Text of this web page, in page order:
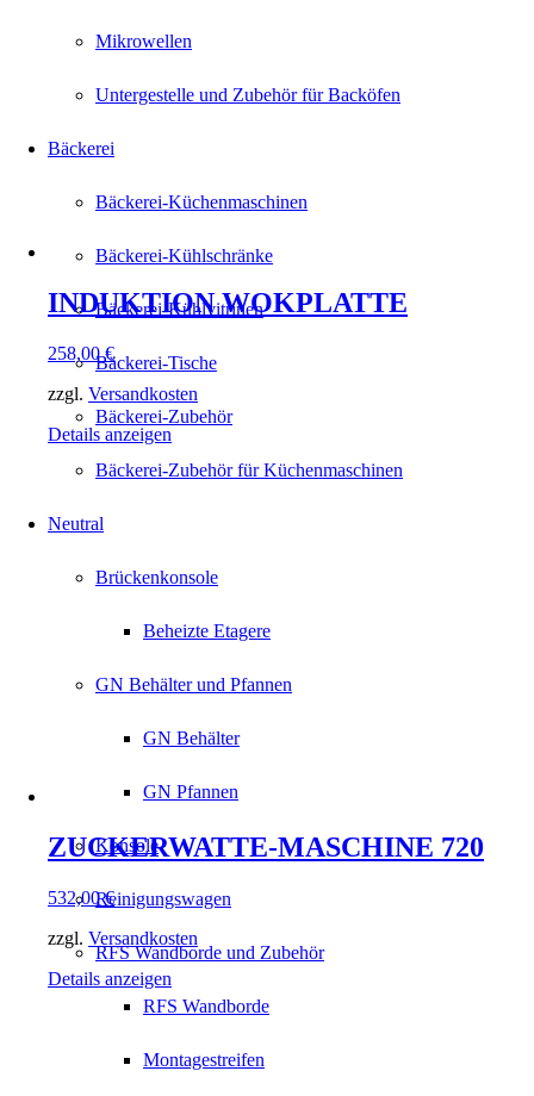
Mikrowellen
Untergestelle und Zubehör für Backöfen
Bäckerei
Bäckerei-Küchenmaschinen
Bäckerei-Kühlschränke
Bäckerei-Kühlvitrinen
Bäckerei-Tische
Bäckerei-Zubehör
Bäckerei-Zubehör für Küchenmaschinen
Neutral
Brückenkonsole
Beheizte Etagere
GN Behälter und Pfannen
GN Behälter
GN Pfannen
Konsole
Reinigungswagen
RFS Wandborde und Zubehör
RFS Wandborde
Montagestreifen
INDUKTION WOKPLATTE
258,00€
zzgl. Versandkosten
Details anzeigen
ZUCKERWATTE-MASCHINE 720
532,00€
zzgl. Versandkosten
Details anzeigen